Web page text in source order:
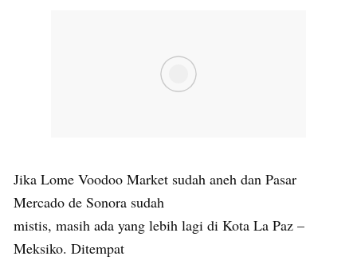
Jika Lome Voodoo Market sudah aneh dan Pasar
Mercado de Sonora sudah
mistis, masih ada yang lebih lagi di Kota La Paz –
Meksiko. Ditempat